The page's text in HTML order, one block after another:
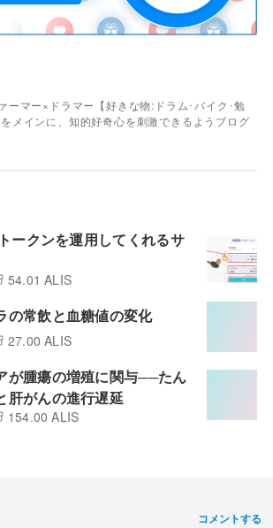
ーマー×ドラマー【好きな物:ドラム･バイク･勉
メインに、知的好奇心を刺激できるようブログ
ークンを運用してくれるサ
54.01 ALIS
の常飲と血糖値の変化
27.00 ALIS
が腫瘍の増殖に関与──たん
肝がんの進行遅延
154.00 ALIS
コメントする